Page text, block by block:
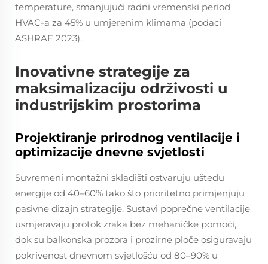
temperature, smanjujući radni vremenski period
HVAC-a za 45% u umjerenim klimama (podaci
ASHRAE 2023).
Inovativne strategije za
maksimalizaciju održivosti u
industrijskim prostorima
Projektiranje prirodnog ventilacije i
optimizacije dnevne svjetlosti
Suvremeni montažni skladišti ostvaruju uštedu
energije od 40–60% tako što prioritetno primjenjuju
pasivne dizajn strategije. Sustavi poprečne ventilacije
usmjeravaju protok zraka bez mehaničke pomoći,
dok su balkonska prozora i prozirne ploče osiguravaju
pokrivenost dnevnom svjetlošću od 80–90% u